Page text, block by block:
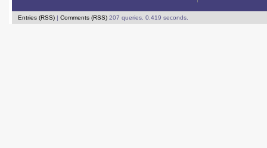
Entries (RSS) | Comments (RSS) 207 queries. 0.419 seconds.